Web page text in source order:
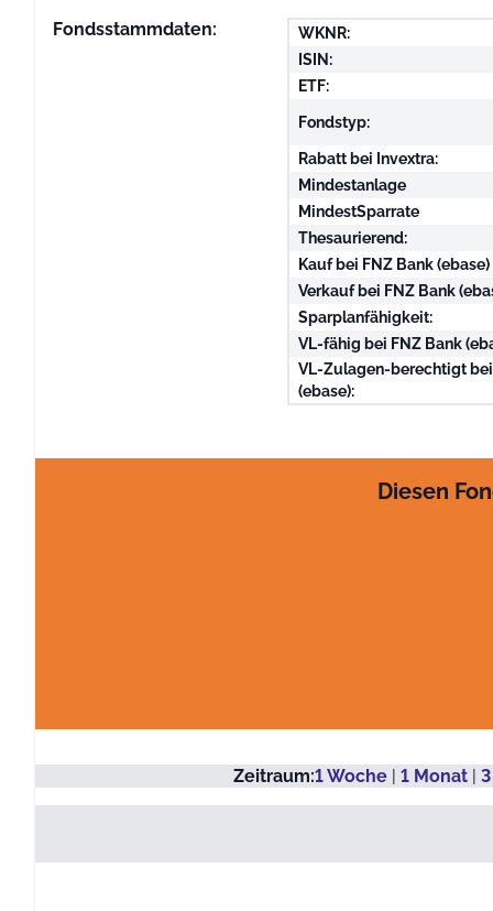
Fondsstammdaten: WKNR:
ISIN:
ETF:
Fondstyp:
Rabatt bei Invextra:
Mindestanlage
MindestSparrate
Thesaurierend:
Kauf bei FNZ Bank
Verkauf bei FNZ Bank
Sparplanfähigkeit:
VL-fähig bei FNZ Bank
VL-Zulagen-berechtigt
(ebase):
Diesen
Zeitraum:1 Woche | 1 Monat |